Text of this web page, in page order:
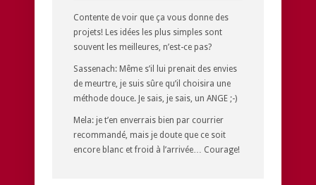
Contente de voir que ça vous donne des
projets! Les idées les plus simples sont
souvent les meilleures, n’est-ce pas?
Sassenach: Même s’il lui prenait des envies
de meurtre, je suis sûre qu’il choisira une
méthode douce. Je sais, je sais, un ANGE ;-)
Mela: je t’en enverrais bien par courrier
recommandé, mais je doute que ce soit
encore blanc et froid à l’arrivée… Courage!